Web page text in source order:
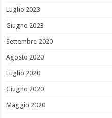
Luglio 2023
Giugno 2023
Settembre 2020
Agosto 2020
Luglio 2020
Giugno 2020
Maggio 2020